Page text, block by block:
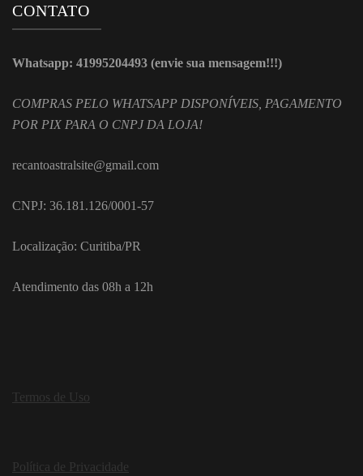
CONTATO
Whatsapp: 41995204493 (envie sua mensagem!!!)
COMPRAS PELO WHATSAPP DISPONÍVEIS, PAGAMENTO
POR PIX PARA O CNPJ DA LOJA!
recantoastralsite@gmail.com
CNPJ: 36.181.126/0001-57
Localização: Curitiba/PR
Atendimento das 08h a 12h
Termos de Uso
Política de Privacidade